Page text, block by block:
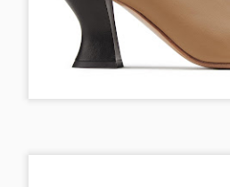
you save time of unpacking and
trips. I tend to travel with a cabin size
trips and now I become stressed
extra piece in my luggage and bring it